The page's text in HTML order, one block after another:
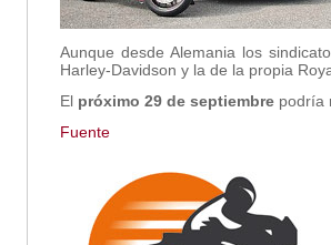
Aunque desde Alemania los
Harley-Davidson y la de la propia
El próximo 29 de septiembre podría
Fuente